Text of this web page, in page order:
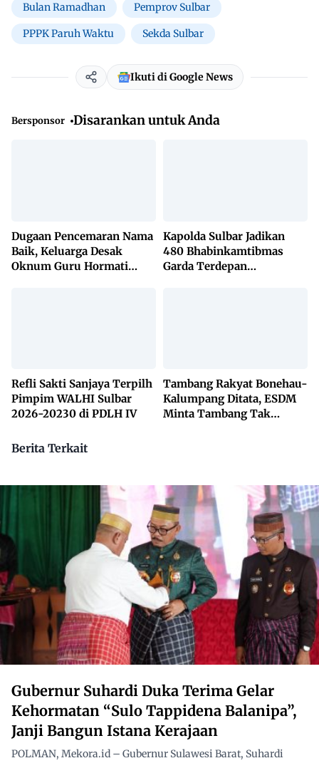
Bulan Ramadhan Pemprov Sulbar
PPPK Paruh Waktu Sekda Sulbar
Ikuti di Google News
Bersponsor Disarankan untuk Anda
Dugaan Pencemaran Nama
Baik, Keluarga Desak
Oknum Guru Hormati
Kapolda Sulbar Jadikan
480 Bhabinkamtibmas
Garda Terdepan
Refli Sakti Sanjaya Terpilh
Pimpim WALHI Sulbar
2026-20230 di PDLH IV
Tambang Rakyat Bonehau-
Kalumpang Ditata, ESDM
Minta Tambang Tak
Berita Terkait
Gubernur Suhardi Duka Terima Gelar
Kehormatan “Sulo Tappidena Balanipa”,
Janji Bangun Istana Kerajaan
POLMAN, Mekora.id – Gubernur Sulawesi Barat, Suhardi